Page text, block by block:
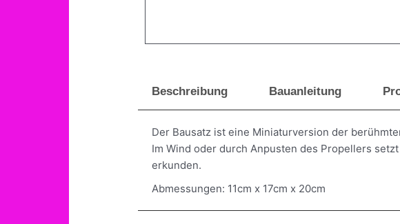
Beschreibung Bauanleitung
Der Bausatz ist eine Miniaturversion der
Im Wind oder durch Anpusten des Propellers
erkunden.
Abmessungen: 11cm x 17cm x 20cm